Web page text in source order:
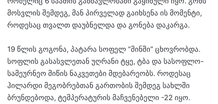
მოსვლის შემდეგ, მან პირველად გაიხსენა ის მომენტი,
როდესაც თვალთ დაუბნელდა და გონება დაკარგა.
19 წლის გოგონა, პატარა სოფელ “მინში” ცხოვრობდა.
სოფლის გასასვლეთან უღრანი ტყე, ტბა და სასოფლო-
სამეურნეო მიწის ნაკვეთები მდებარეობს. როდესაც
ჰილარდი მეგობრებთან გართობის შემდეგ სახლში
ბრუნდებოდა, ტემპერატურის მაჩვენებელი -22 იყო.